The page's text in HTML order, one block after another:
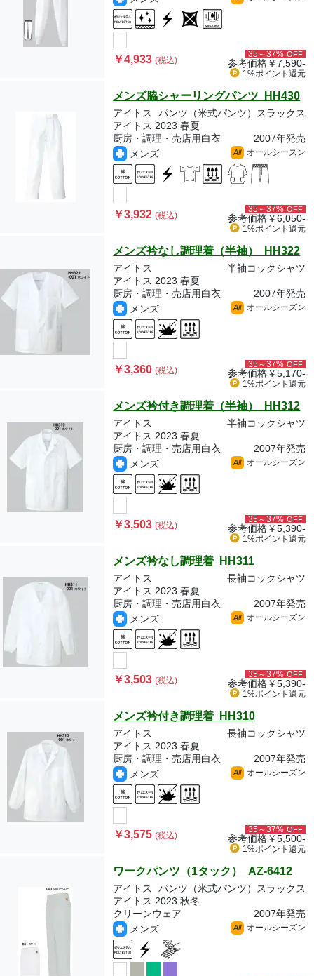
￥4,933(税込)
35～37% OFF
参考価格￥7,590-
1%ポイント 還元
メンズ脇シャーリングパンツ HH430
アイトス
パンツ（米式パンツ）スラックス
アイトス 2023 春夏
厨房・調理・売店用白衣
2007年発売
メンズ
All オールシーズン
￥3,932(税込)
35～37% OFF
参考価格￥6,050-
1%ポイント 還元
メンズ衿なし調理着（半袖） HH322
アイトス
半袖コックシャツ
アイトス 2023 春夏
厨房・調理・売店用白衣
2007年発売
メンズ
All オールシーズン
￥3,360(税込)
35～37% OFF
参考価格￥5,170-
1%ポイント 還元
メンズ衿付き調理着（半袖） HH312
アイトス
半袖コックシャツ
アイトス 2023 春夏
厨房・調理・売店用白衣
2007年発売
メンズ
All オールシーズン
￥3,503(税込)
35～37% OFF
参考価格￥5,390-
1%ポイント 還元
メンズ衿なし調理着 HH311
アイトス
長袖コックシャツ
アイトス 2023 春夏
厨房・調理・売店用白衣
2007年発売
メンズ
All オールシーズン
￥3,503(税込)
35～37% OFF
参考価格￥5,390-
1%ポイント 還元
メンズ衿付き調理着 HH310
アイトス
長袖コックシャツ
アイトス 2023 春夏
厨房・調理・売店用白衣
2007年発売
メンズ
All オールシーズン
￥3,575(税込)
35～37% OFF
参考価格￥5,500-
1%ポイント 還元
ワークパンツ（1タック） AZ-6412
アイトス
パンツ（米式パンツ）スラックス
アイトス 2023 秋冬
クリーンウェア
2007年発売
メンズ
All オールシーズン